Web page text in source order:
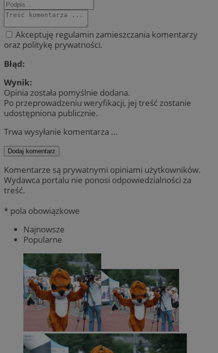
Akceptuję regulamin zamieszczania komentarzy
oraz politykę prywatności.
Błąd:
Wynik:
Opinia została pomyślnie dodana.
Po przeprowadzeniu weryfikacji, jej treść zostanie
udostępniona publicznie.
Trwa wysyłanie komentarza ...
Dodaj komentarz
Komentarze są prywatnymi opiniami użytkowników.
Wydawca portalu nie ponosi odpowiedzialności za
treść.
* pola obowiązkowe
Najnowsze
Popularne